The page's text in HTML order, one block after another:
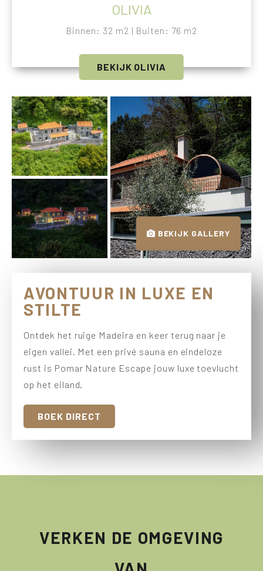
OLIVIA
Binnen: 32 m2 | Buiten: 76 m2
BEKIJK OLIVIA
BEKIJK GALLERY
AVONTUUR IN LUXE EN
STILTE
Ontdek het ruige Madeira en keer terug naar je
eigen vallei. Met een privé sauna en eindeloze
rust is Pomar Nature Escape jouw luxe toevlucht
op het eiland.
BOEK DIRECT
VERKEN DE OMGEVING